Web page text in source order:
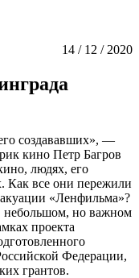
14 / 12 / 2020
создававших», —
кино Петр Багров
людях, его
Как все они пережили
«Ленфильма»?
небольшом, но важном
проекта
Федерации,
грантов.